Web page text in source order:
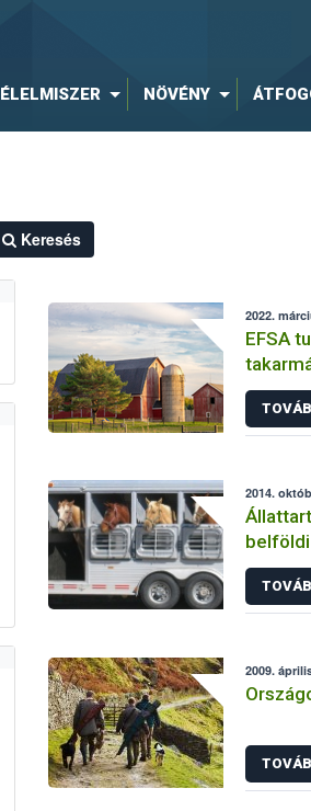
ÉLELMISZER NÖVÉNY
Keresés
2022.
EFSA
2014.
2009.